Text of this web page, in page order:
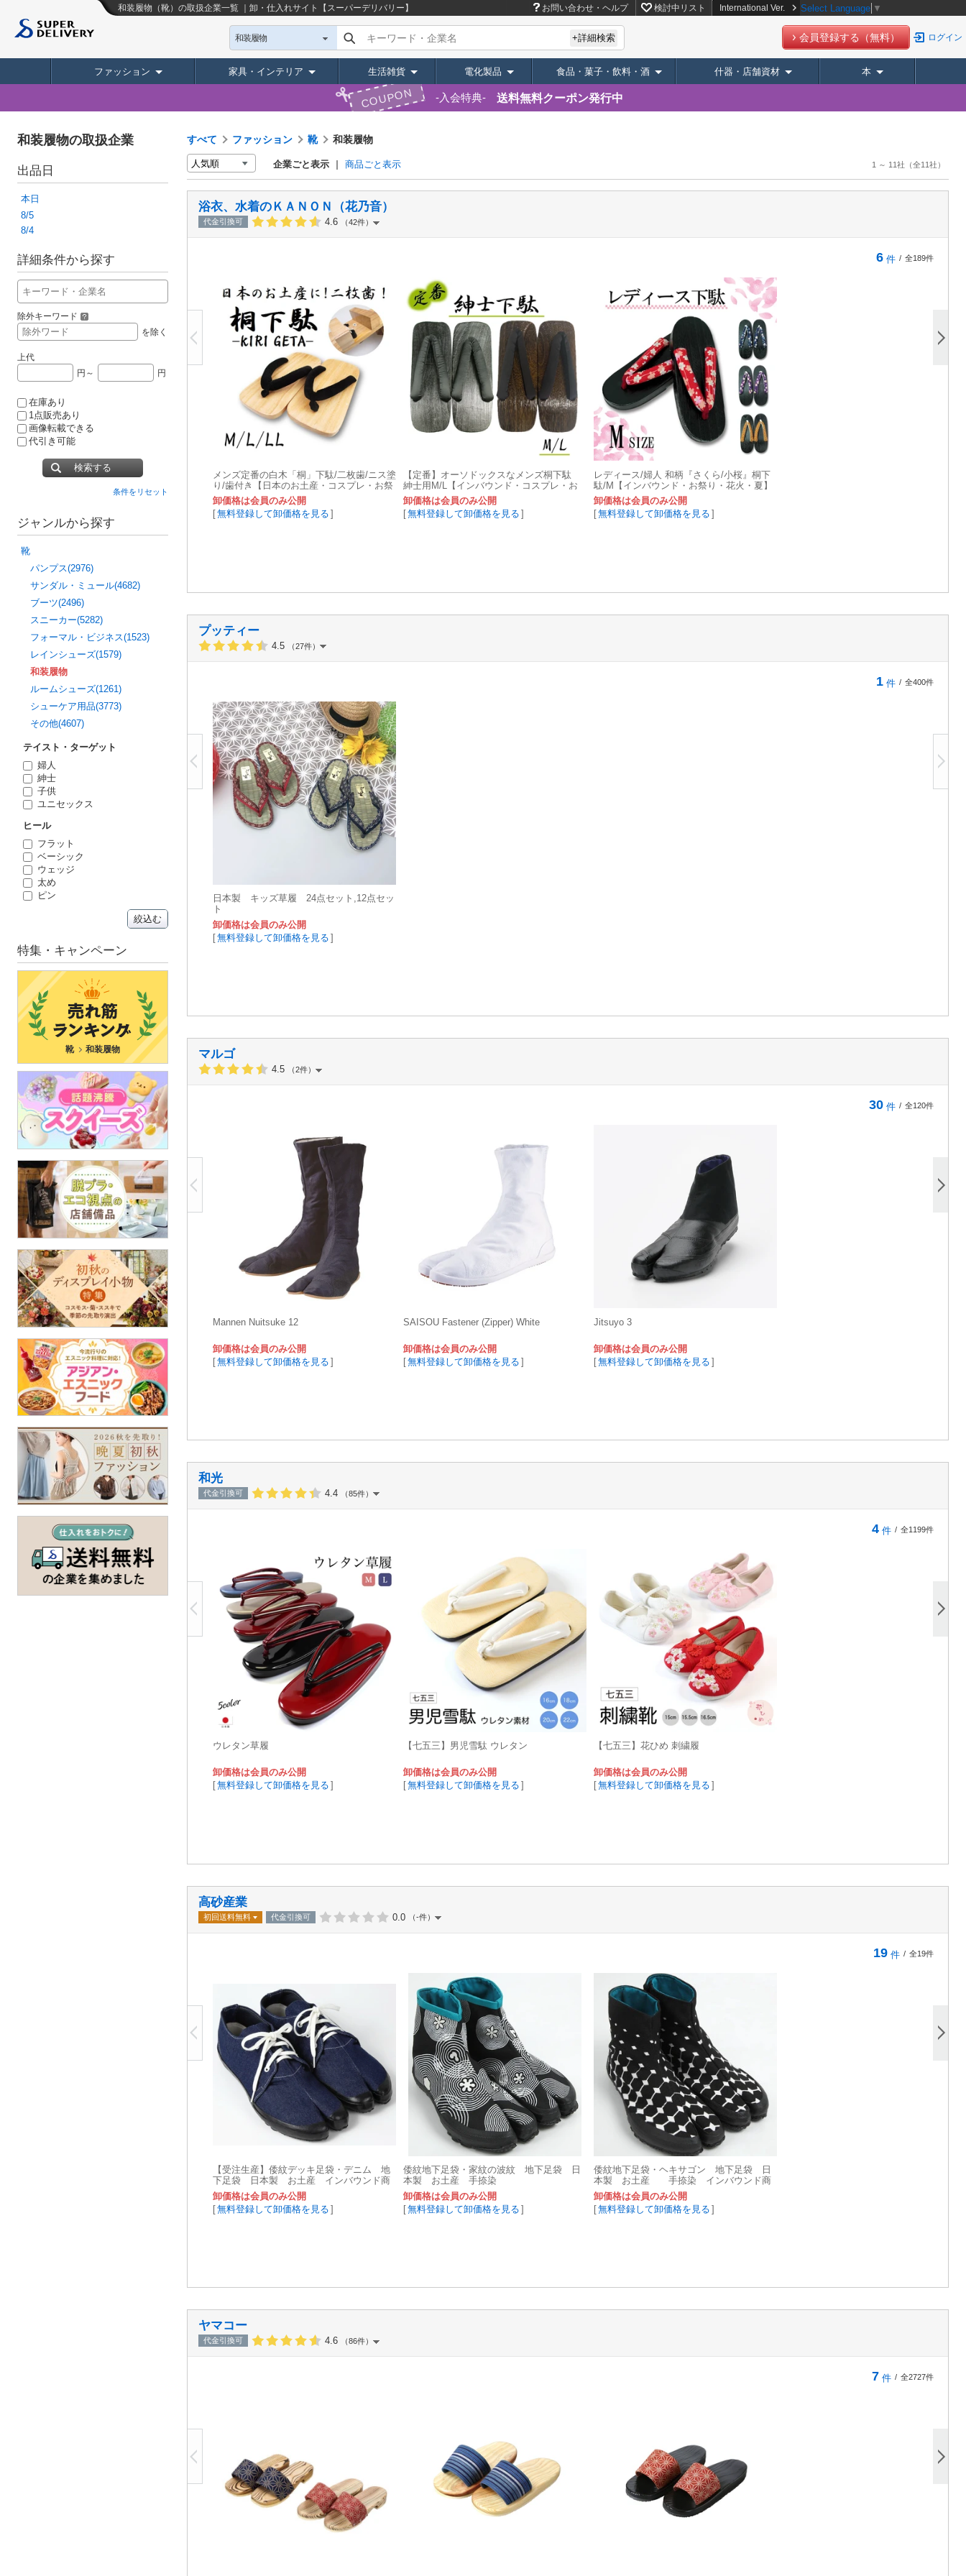
和装履物（靴）の取扱企業一覧 ｜卸・仕入れサイト【スーパーデリバリー】 お問い合わせ・ヘルプ 検討中リスト International Ver. Select Language ▼
和装履物 キーワード・企業名 +詳細検索 会員登録する（無料） ログイン
ファッション 家具・インテリア 生活雑貨 電化製品 食品・菓子・飲料・酒 什器・店舗資材 本
COUPON 入会特典 送料無料クーポン発行中
和装履物の取扱企業
出品日
本日
8/5
8/4
詳細条件から探す
除外キーワード
を除く
上代
円～
円
在庫あり
1点販売あり
画像転載できる
代引き可能
検索する
条件をリセット
ジャンルから探す
靴
パンプス(2976)
サンダル・ミュール(4682)
ブーツ(2496)
スニーカー(5282)
フォーマル・ビジネス(1523)
レインシューズ(1579)
和装履物
ルームシューズ(1261)
シューケア用品(3773)
その他(4607)
テイスト・ターゲット
婦人
紳士
子供
ユニセックス
ヒール
フラット
ベーシック
ウェッジ
太め
ピン
絞込む
特集・キャンペーン
靴 和装履物
すべて ファッション 靴 和装履物
企業ごと表示 商品ごと表示 1 ～ 11社 （全11社）
浴衣、水着のＫＡＮＯＮ（花乃音）
代金引換可 4.6 （42件）
6 件 / 全189件
メンズ定番の白木「桐」下駄/二枚歯/ニス塗
り/歯付き【日本のお土産・コスプレ・お祭
り】
卸価格は会員のみ公開
[無料登録して卸価格を見る ]
【定番】オーソドックスなメンズ桐下駄
紳士用M/L【インバウンド・コスプレ・お
祭り・浴衣・花火】
卸価格は会員のみ公開
[無料登録して卸価格を見る ]
レディース/婦人 和柄『さくら/小桜』桐下
駄/M【インバウンド・お祭り・花火・夏】
卸価格は会員のみ公開
[無料登録して卸価格を見る ]
プッティー
4.5 （27件）
1 件 / 全400件
日本製 キッズ草履 24点セット,12点セッ
ト
卸価格は会員のみ公開
[無料登録して卸価格を見る ]
マルゴ
4.5 （2件）
30 件 / 全120件
Mannen Nuitsuke 12
卸価格は会員のみ公開
[無料登録して卸価格を見る ]
SAISOU Fastener (Zipper) White
卸価格は会員のみ公開
[無料登録して卸価格を見る ]
Jitsuyo 3
卸価格は会員のみ公開
[無料登録して卸価格を見る ]
和光
代金引換可 4.4 （85件）
4 件 / 全1199件
ウレタン草履
卸価格は会員のみ公開
[無料登録して卸価格を見る ]
【七五三】男児雪駄 ウレタン
卸価格は会員のみ公開
[無料登録して卸価格を見る ]
【七五三】花ひめ 刺繍履
卸価格は会員のみ公開
[無料登録して卸価格を見る ]
高砂産業
初回送料無料 代金引換可 0.0 （-件）
19 件 / 全19件
【受注生産】倭紋デッキ足袋・デニム 地
下足袋 日本製 お土産 インバウンド商
品 伝統工芸
卸価格は会員のみ公開
[無料登録して卸価格を見る ]
倭紋地下足袋・家紋の波紋 地下足袋 日
本製 お土産 手捺染
卸価格は会員のみ公開
[無料登録して卸価格を見る ]
倭紋地下足袋・ヘキサゴン 地下足袋 日
本製 お土産 手捺染 インバウンド商
品 伝統工芸
卸価格は会員のみ公開
[無料登録して卸価格を見る ]
ヤマコー
代金引換可 4.6 （86件）
7 件 / 全2727件